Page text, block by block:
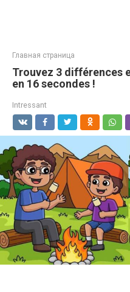
Главная страница
Trouvez 3 différences
en 16 secondes !
Intressant